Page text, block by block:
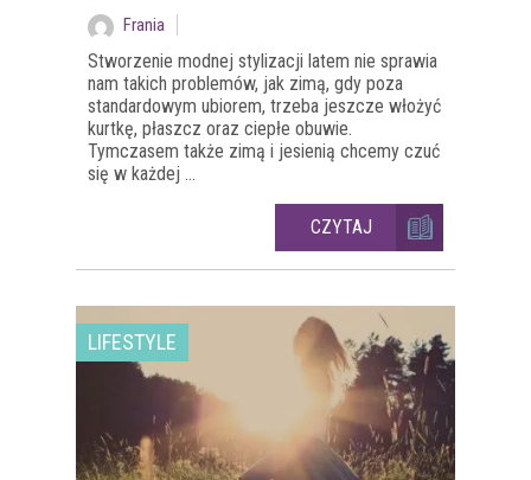
Frania
Stworzenie modnej stylizacji latem nie sprawia
nam takich problemów, jak zimą, gdy poza
standardowym ubiorem, trzeba jeszcze włożyć
kurtkę, płaszcz oraz ciepłe obuwie.
Tymczasem także zimą i jesienią chcemy czuć
się w każdej ...
CZYTAJ
LIFESTYLE